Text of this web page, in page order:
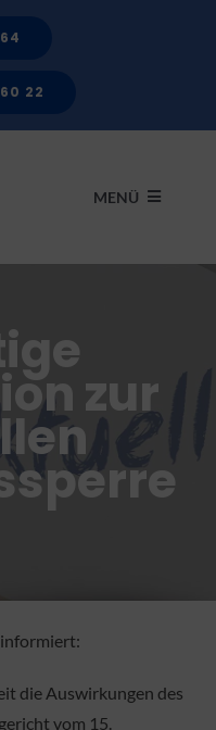
22
MENÜ
zur
die Auswirkungen des
vom 15.